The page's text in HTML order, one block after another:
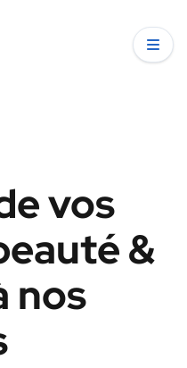
vos
&
nos